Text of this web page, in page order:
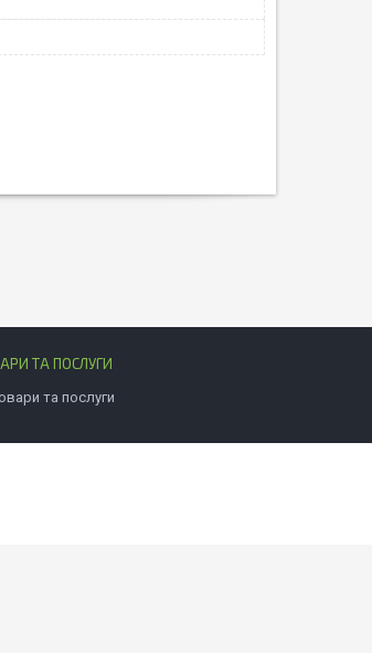
ТА ПОСЛУГИ
та послуги